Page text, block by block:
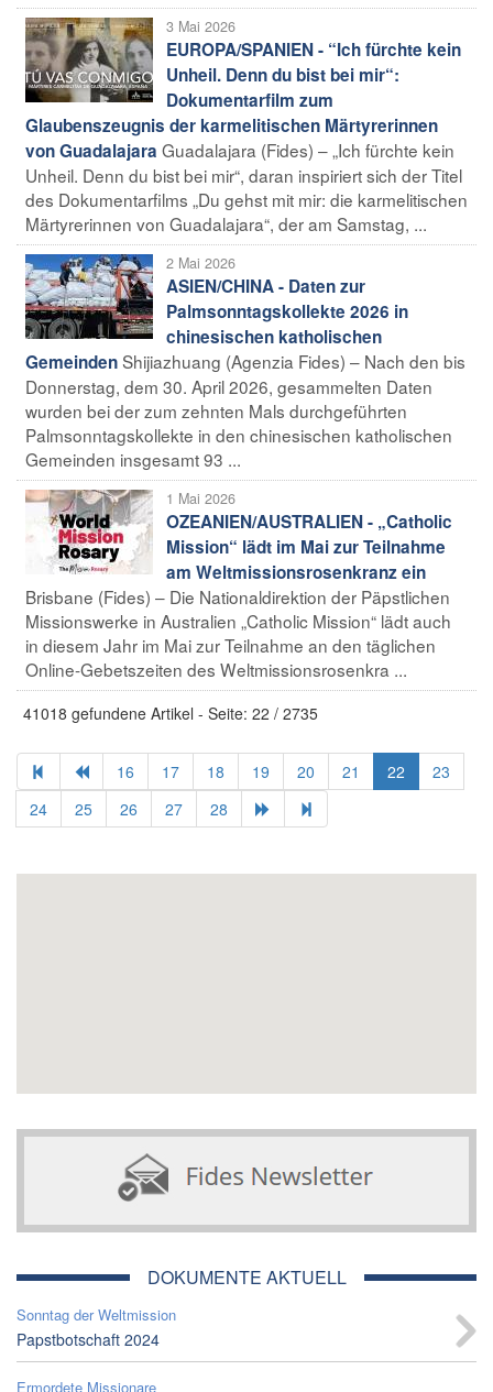
3 Mai 2026
EUROPA/SPANIEN - “Ich fürchte kein
Unheil. Denn du bist bei mir“:
Dokumentarfilm zum
Glaubenszeugnis der karmelitischen Märtyrerinnen
von Guadalajara Guadalajara (Fides) – „Ich fürchte kein
Unheil. Denn du bist bei mir“, daran inspiriert sich der Titel
des Dokumentarfilms „Du gehst mit mir: die karmelitischen
Märtyrerinnen von Guadalajara“, der am Samstag, ...
2 Mai 2026
ASIEN/CHINA - Daten zur
Palmsonntagskollekte 2026 in
chinesischen katholischen
GemeindenShijiazhuang (Agenzia Fides) – Nach den bis
Donnerstag, dem 30. April 2026, gesammelten Daten
wurden bei der zum zehnten Mals durchgeführten
Palmsonntagskollekte in den chinesischen katholischen
Gemeinden insgesamt 93 ...
1 Mai 2026
OZEANIEN/AUSTRALIEN - „Catholic
Mission“ lädt im Mai zur Teilnahme
am Weltmissionsrosenkranz ein
Brisbane (Fides) – Die Nationaldirektion der Päpstlichen
Missionswerke in Australien „Catholic Mission“ lädt auch
in diesem Jahr im Mai zur Teilnahme an den täglichen
Online-Gebetszeiten des Weltmissionsrosenkra ...
41018 gefundene Artikel - Seite: 22 / 2735
16 17 18 19 20 21 22
23
24
25 26 27 28
DOKUMENTE AKTUELL
Sonntag der Weltmission
Papstbotschaft 2024
Ermordete Missionare